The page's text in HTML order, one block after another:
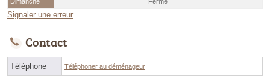
Signaler une erreur
Contact
Téléphone Téléphoner au déménageur